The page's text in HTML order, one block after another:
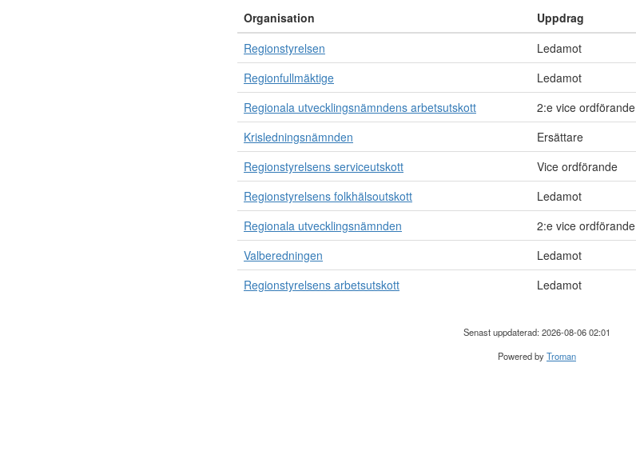
Organisation Uppdrag
Regionstyrelsen
Ledamot
Regionfullmäktige
Ledamot
Regionala utvecklingsnämndens arbetsutskott
2:e vice ordförande
Krisledningsnämnden
Ersättare
Regionstyrelsens serviceutskott
Vice ordförande
Regionstyrelsens folkhälsoutskott
Ledamot
Regionala utvecklingsnämnden
2:e vice ordförande
Valberedningen
Ledamot
Regionstyrelsens arbetsutskott
Ledamot
Senast uppdaterad: 2026-08-06 02:01
Powered byTroman